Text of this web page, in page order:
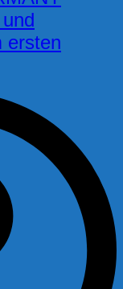
ersten